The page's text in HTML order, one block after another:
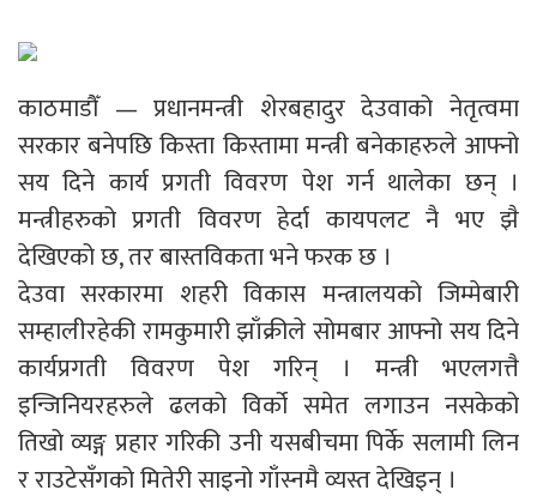
काठमाडौँ — प्रधानमन्त्री शेरबहादुर देउवाको नेतृत्वमा
सरकार बनेपछि किस्ता किस्तामा मन्त्री बनेकाहरुले आफ्नो
सय दिने कार्य प्रगती विवरण पेश गर्न थालेका छन् ।
मन्त्रीहरुको प्रगती विवरण हेर्दा कायपलट नै भए झै
देखिएको छ, तर बास्तविकता भने फरक छ ।
देउवा सरकारमा शहरी विकास मन्त्रालयको जिम्मेबारी
सम्हालीरहेकी रामकुमारी झाँक्रीले सोमबार आफ्नो सय दिने
कार्यप्रगती विवरण पेश गरिन् । मन्त्री भएलगत्तै
इन्जिनियरहरुले ढलको विर्को समेत लगाउन नसकेको
तिखो व्यङ्ग प्रहार गरिकी उनी यसबीचमा पिर्के सलामी लिन
र राउटेसँगको मितेरी साइनो गाँस्नमै व्यस्त देखिइन् ।